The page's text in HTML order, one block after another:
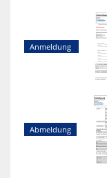
Anmeldung
Abmeldung